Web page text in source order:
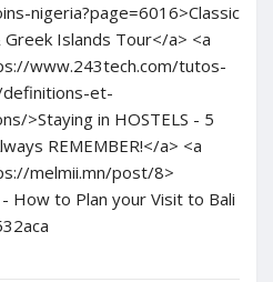
nigeria?page=6016>Classic
Greek Islands Tour</a> <a
www.243tech.com/tutos-
et-
>Staying in HOSTELS - 5
REMEMBER!</a> <a
melmii.mn/post/8>
How to Plan your Visit to Bali